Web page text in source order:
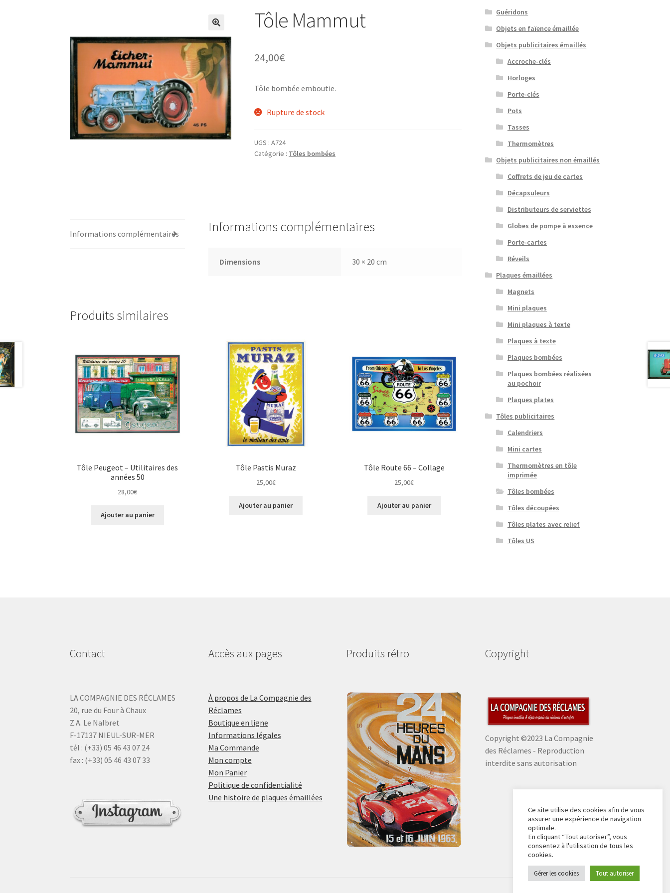
Tôle Mammut
24,00€
Tôle bombée emboutie.
Rupture de stock
UGS :A724
Catégorie : Tôles bombées
Informations complémentaires Informations complémentaires
Dimensions 30 × 20 cm
Produits similaires
Tôle Peugeot – Utilitaires des
années 50
28,00€
Ajouter au panier
Tôle Pastis Muraz
25,00€
Ajouter au panier
Tôle Route 66 – Collage
25,00€
Ajouter au panier
Guéridons
Objets en faïence émaillée
Objets publicitaires émaillés
Accroche-clés
Horloges
Porte-clés
Pots
Tasses
Thermomètres
Objets publicitaires non émaillés
Coffrets de jeu de cartes
Décapsuleurs
Distributeurs de serviettes
Globes de pompe à essence
Porte-cartes
Réveils
Plaques émaillées
Magnets
Mini plaques
Mini plaques à texte
Plaques à texte
Plaques bombées
Plaques bombées réalisées
au pochoir
Plaques plates
Tôles publicitaires
Calendriers
Mini cartes
Thermomètres en tôle
imprimée
Tôles bombées
Tôles découpées
Tôles plates avec relief
Tôles US
Contact
LA COMPAGNIE DES RÉCLAMES
20, rue du Four à Chaux
Z.A. Le Nalbret
F-17137 NIEUL-SUR-MER
tél : (+33) 05 46 43 07 24
fax : (+33) 05 46 43 07 33
Accès aux pages
À propos de La Compagnie des
Réclames
Boutique en ligne
Informations légales
Ma Commande
Mon compte
Mon Panier
Politique de confidentialité
Une histoire de plaques émaillées
Produits rétro Copyright
Copyright ©2023 La Compagnie
des Réclames - Reproduction
interdite sans autorisation
Ce site utilise des cookies afin de vous
assurer une expérience de navigation
optimale.
En cliquant “Tout autoriser”, vous
consentez à l'utilisation de tous les
cookies.
Gérer les cookies Tout autoriser